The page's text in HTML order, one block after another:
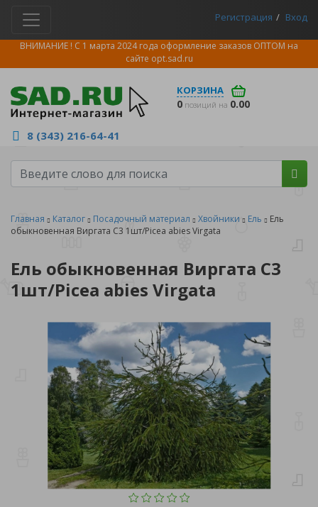
Регистрация Вход
ВНИМАНИЕ ! С 1 марта 2024 года оформление заказов ОПТОМ на
сайте opt.sad.ru
КОРЗИНА
0 позиций на 0.00
8 (343) 216-64-41
Главная Каталог Посадочный материал Хвойники Ель
Ель
обыкновенная Виргата С3 1шт/Picea abies Virgata
Ель обыкновенная Виргата С3
1шт/Picea abies Virgata